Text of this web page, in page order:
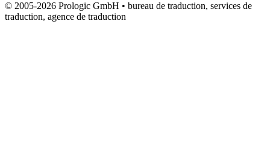
© 2005-2026 Prologic GmbH • bureau de traduction, services de
traduction, agence de traduction